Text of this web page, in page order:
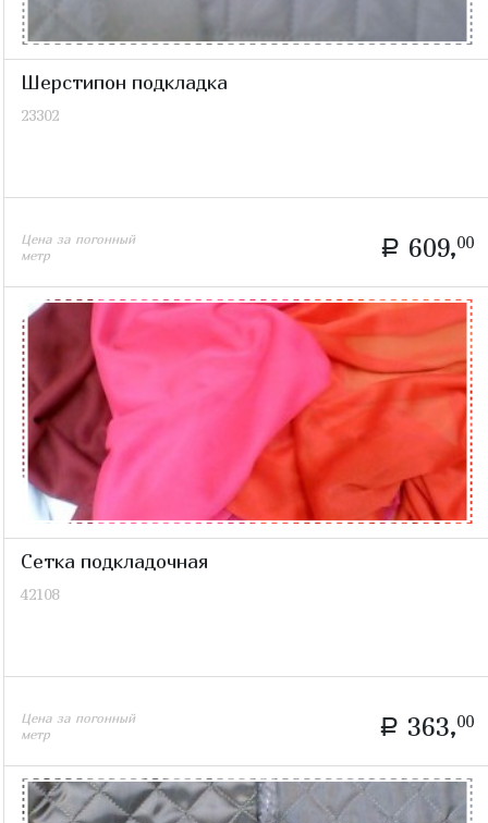
Шерстипон подкладка
23302
Цена за погонный
метр
a 609,00
Сетка подкладочная
42108
Цена за погонный
метр
a 363,00